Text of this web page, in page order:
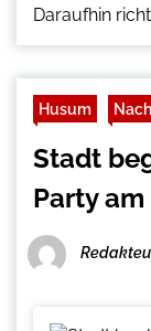
Daraufhin
Husum
Stadt
Party